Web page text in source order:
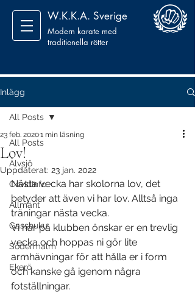
W.K.K.A. Sverige
Modern karate med
traditionella rötter
Inlägg
All Posts
Älvsjö
CovidInfo
Allmänt
Gasshuku
Södermalm
Ekerö
All Posts
Lov!
23 feb. 20201 min läsning
Uppdaterat: 23 jan. 2022
Nästa vecka har skolorna lov, det
betyder att även vi har lov. Alltså inga
träningar nästa vecka.
Vi här på klubben önskar er en trevlig
vecka och hoppas ni gör lite
armhävningar för att hålla er i form
och kanske gå igenom några
fotställningar.